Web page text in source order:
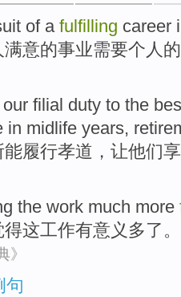
of a fulfilling career
满意的事业需要个人
our filial duty to the
in midlife years,
能履行孝道 ， 让他们
the work much more
得这工作有意义 多了。
》
句